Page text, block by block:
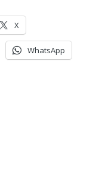
X
WhatsApp